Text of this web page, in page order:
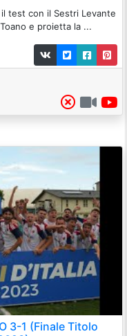
test con il Sestri Levante
e proietta la ...
3-1 (Finale Titolo